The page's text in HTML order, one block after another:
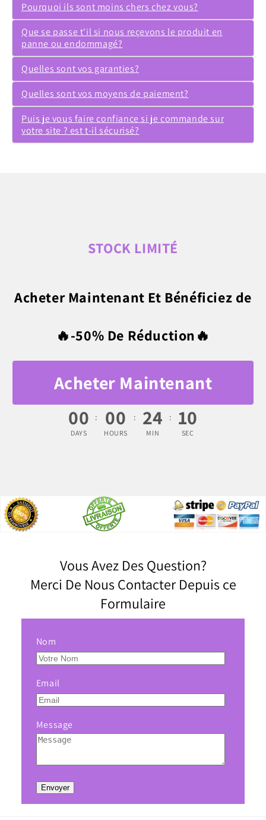
Pourquoi ils sont moins chers chez vous?
Que se passe t'il si nous reçevons le produit en
panne ou endommagé?
Quelles sont vos garanties?
Quelles sont vos moyens de paiement?
Puis je vous faire confiance si je commande sur
votre site ? est t-il sécurisé?
STOCK LIMITÉ
Acheter Maintenant Et Bénéficiez de
🔥-50% De Réduction🔥
Acheter Maintenant
00
DAYS
: 00
HOURS
: 24
MIN
: 08
SEC
Vous Avez Des Question?
Merci De Nous Contacter Depuis ce
Formulaire
Nom
Email
Message
Envoyer